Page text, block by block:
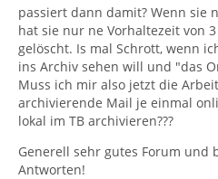
passiert dann damit? Wenn sie
hat sie nur ne Vorhaltezeit von
gelöscht. Is mal Schrott, wenn
ins Archiv sehen will und "das
Muss ich mir also jetzt die
archivierende Mail je einmal
lokal im TB archivieren???
Generell sehr gutes Forum
Antworten!